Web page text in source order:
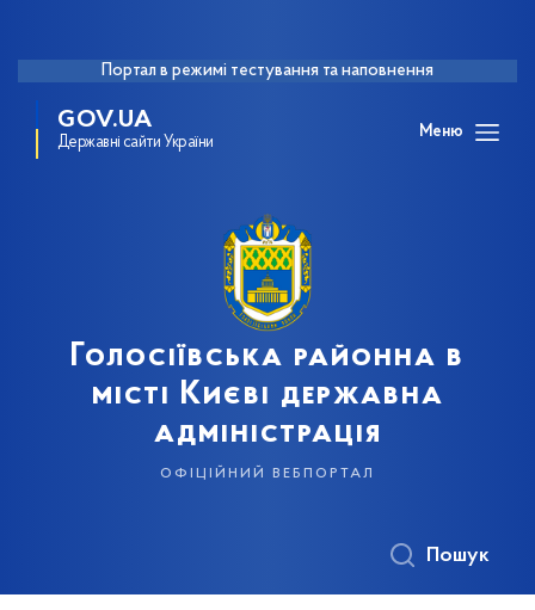
Портал в режимі тестування та наповнення
GOV.UA
Державні сайти України
Меню
Голосіївська районна в
місті Києві державна
адміністрація
офіційний вебпортал
Пошук